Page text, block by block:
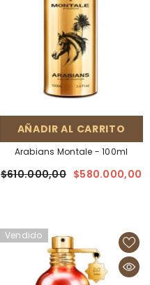
AÑADIR AL CARRITO
Arabians Montale - 100ml
$610.000,00 $580.000,00
Vendido